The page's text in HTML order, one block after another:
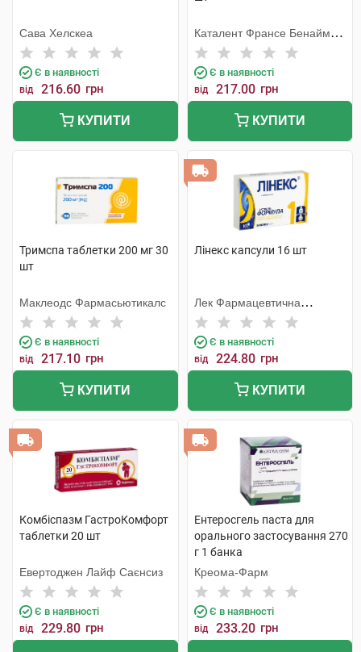
Сава Хелскеа
Є в наявності
від 216.60 грн
КУПИТИ
Каталент Франсе Бенайм
СА
Є в наявності
від 217.00 грн
КУПИТИ
Тримспа таблетки 200 мг 30
шт
Маклеодс Фармасьютикалс
Є в наявності
від 217.10 грн
КУПИТИ
Лінекс капсули 16 шт
Лек Фармацевтична
компанія
Є в наявності
від 224.80 грн
КУПИТИ
Комбіспазм ГастроКомфорт
таблетки 20 шт
Евертоджен Лайф Саєнсиз
Є в наявності
від 229.80 грн
Ентеросгель паста для
орального застосування 270
г 1 банка
Креома-Фарм
Є в наявності
від 233.20 грн